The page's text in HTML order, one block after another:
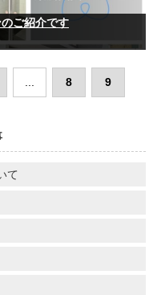
ご紹介です
8 9
て